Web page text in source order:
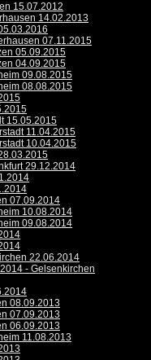
15.07.2012
14.02.2013
07.11.2015
05.09.2015
04.09.2015
09.08.2015
08.08.2015
15.05.2015
11.04.2015
10.04.2015
29.12.2014
07.09.2014
10.08.2014
09.08.2014
22.06.2014
- Gelsenkirchen
08.09.2013
07.09.2013
06.09.2013
11.08.2013